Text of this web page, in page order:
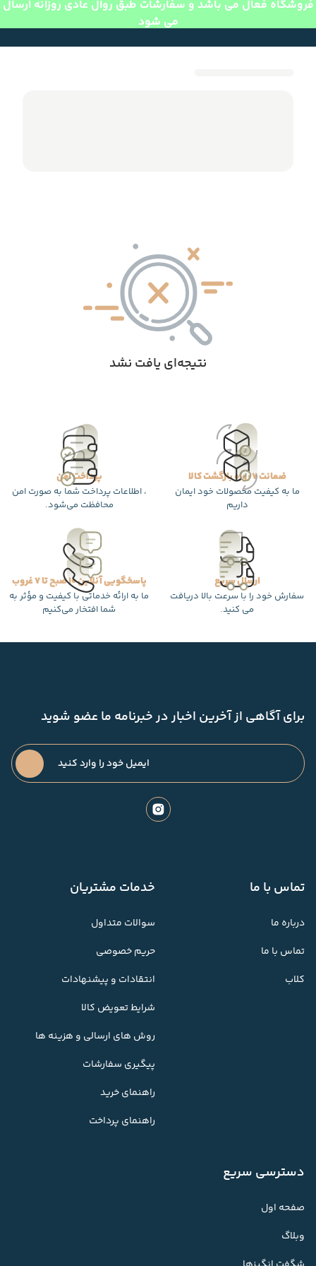
فروشگاه فعال می باشد و سفارشات طبق روال عادی روزانه ارسال
می شود
نتیجه‌ای یافت نشد
ضمانت 7 روزه بازگشت کالا
ما به کیفیت محصولات خود ایمان
داریم
پرداخت امن
، اطلاعات پرداخت شما به صورت امن
محافظت می‌شود.
ارسال سریع
سفارش خود را با سرعت بالا دریافت
می کنید.
پاسخگویی آنلاین 10 صبح تا 7 غروب
ما به ارائه خدماتی با کیفیت و مؤثر به
شما افتخار می‌کنیم
برای آگاهی از آخرین اخبار در خبرنامه ما عضو شوید
تماس با ما
درباره ما
تماس با ما
کلاب
خدمات مشتریان
سوالات متداول
حریم خصوصی
انتقادات و پیشنهادات
شرایط تعویض کالا
روش های ارسالی و هزینه ها
پیگیری سفارشات
راهنمای خرید
راهنمای پرداخت
دسترسی سریع
صفحه اول
وبلاگ